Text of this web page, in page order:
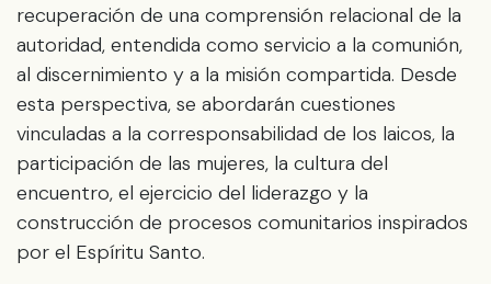
recuperación de una comprensión relacional de la
autoridad, entendida como servicio a la comunión,
al discernimiento y a la misión compartida. Desde
esta perspectiva, se abordarán cuestiones
vinculadas a la corresponsabilidad de los laicos, la
participación de las mujeres, la cultura del
encuentro, el ejercicio del liderazgo y la
construcción de procesos comunitarios inspirados
por el Espíritu Santo.